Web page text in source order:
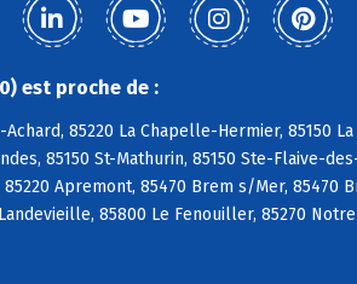
est proche de :
85220 La Chapelle-Hermier, 85150
85150 St-Mathurin, 85150 Ste-Flaive-
Apremont, 85470 Brem s/Mer, 85470
85800 Le Fenouiller, 85270